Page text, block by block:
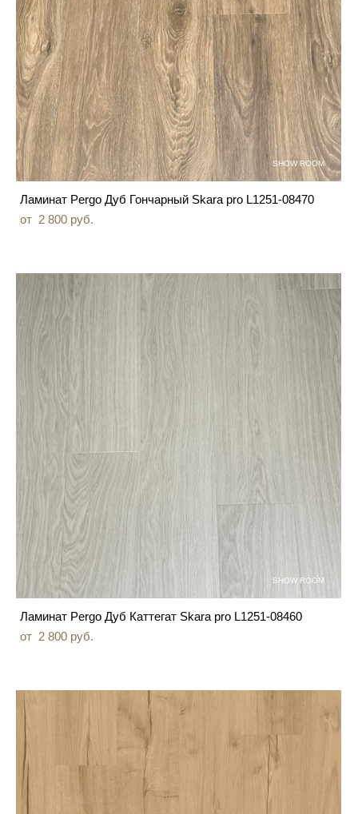
SHOW ROOM
Ламинат Pergo Дуб Гончарный Skara pro L1251-08470
от 2 800 pуб.
SHOW ROOM
Ламинат Pergo Дуб Каттегат Skara pro L1251-08460
от 2 800 pуб.